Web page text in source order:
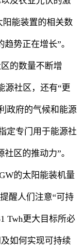
阳能装置的相关数
势正在增长”。
的数量不断增
源社区，还有“更
政府的气候和能源
定专门用于能源社
区的推动力”。
的太阳能装机量
醒人们注意“可持
Twh更大目标所必
如何实现可持续